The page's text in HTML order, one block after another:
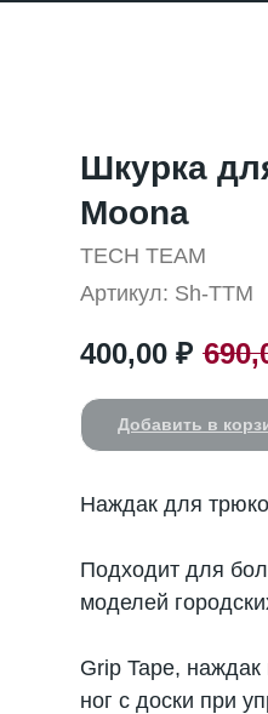
Шкурка
Moona
TECH TEAM
Артикул: Sh-TTM
400,00 ₽
Добавить в
Наждак для
Подходит для
моделей
Grip Tape,
ног с доски при